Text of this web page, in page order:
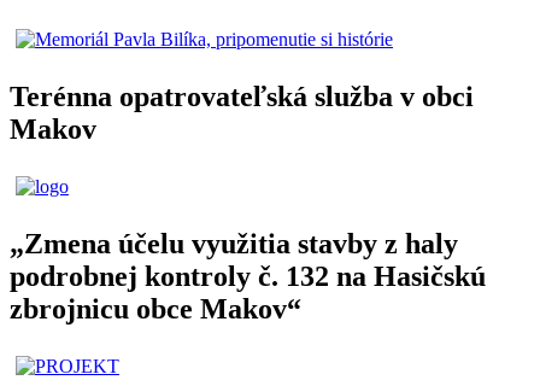
Terénna opatrovateľská služba v obci
Makov
„Zmena účelu využitia stavby z haly
podrobnej kontroly č. 132 na Hasičskú
zbrojnicu obce Makov“